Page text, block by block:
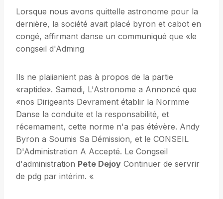
Lorsque nous avons quittelle astronome pour la
dernière, la société avait placé byron et cabot en
congé, affirmant danse un communiqué que «le
congseil d'Adming
Ils ne plaiianient pas à propos de la partie
«raptide». Samedi, L'Astronome a Annoncé que
«nos Dirigeants Devrament établir la Normme
Danse la conduite et la responsabilité, et
récemament, cette norme n'a pas étévère. Andy
Byron a Soumis Sa Démission, et le CONSEIL
D'Administration A Accepté. Le Congseil
d'administration Pete Dejoy Continuer de servrir
de pdg par intérim. «